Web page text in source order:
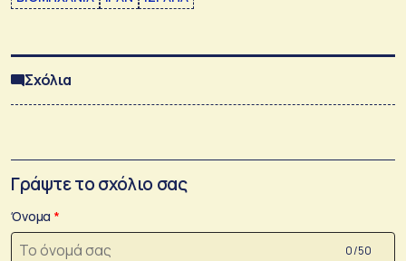
Σχόλια
Γράψτε το σχόλιο σας
Όνομα
0 /50